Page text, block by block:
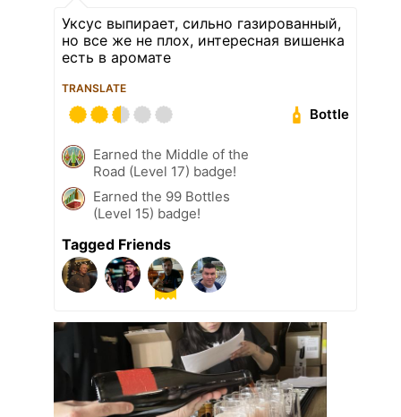
Уксус выпирает, сильно газированный,
но все же не плох, интересная вишенка
есть в аромате
TRANSLATE
Bottle
Earned the Middle of the
Road (Level 17) badge!
Earned the 99 Bottles
(Level 15) badge!
Tagged Friends